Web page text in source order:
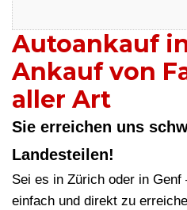
Autoankauf
Ankauf von
aller Art
Sie erreichen uns
Landesteilen!
Sei es in Zürich oder in
einfach und direkt zu